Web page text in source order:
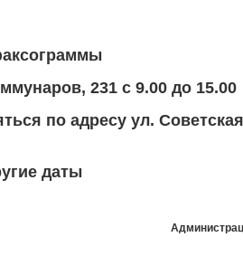
231 с 9.00 до 15.00
по адресу ул.
даты